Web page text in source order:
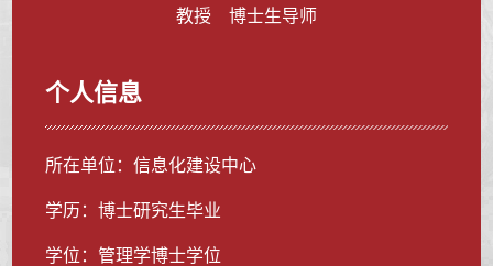
教授 博士生导师
个人信息
所在单位：信息化建设中心
学历：博士研究生毕业
学位：管理学博士学位